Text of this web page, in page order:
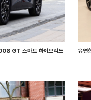
GT 스마트 하이브리드
유연